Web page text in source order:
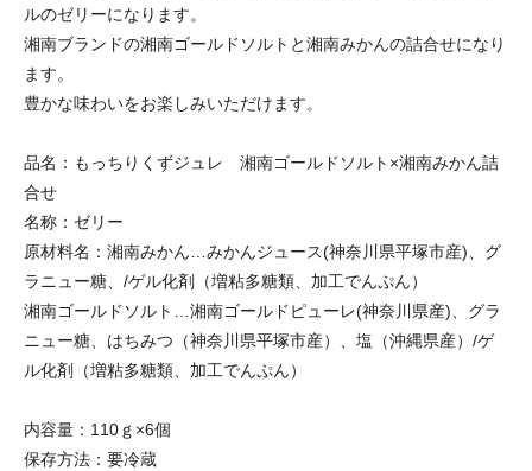
ルのゼリーになります。
湘南ブランドの湘南ゴールドソルトと湘南みかんの詰合せになり
ます。
豊かな味わいをお楽しみいただけます。
品名：もっちりくずジュレ 湘南ゴールドソルト×湘南みかん詰
合せ
名称：ゼリー
原材料名：湘南みかん…みかんジュース(神奈川県平塚市産)、グ
ラニュー糖、/ゲル化剤（増粘多糖類、加工でんぷん）
湘南ゴールドソルト…湘南ゴールドピューレ(神奈川県産)、グラ
ニュー糖、はちみつ（神奈川県平塚市産）、塩（沖縄県産）/ゲ
ル化剤（増粘多糖類、加工でんぷん）
内容量：110ｇ×6個
保存方法：要冷蔵